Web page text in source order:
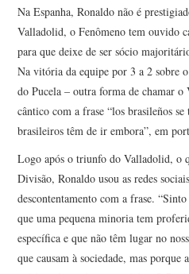
Na Espanha, Ronaldo não é
Valladolid, o Fenômeno tem ouvido
para que deixe de ser sócio
Na vitória da equipe por 3 a 2 sobre
do Pucela – outra forma de chamar
cântico com a frase “los brasileños
brasileiros têm de ir embora”, em
Logo após o triunfo do Valladolid, o
Divisão, Ronaldo usou as redes
descontentamento com a frase.
que uma pequena minoria tem
específica e que não têm lugar no
que causam à sociedade, mas